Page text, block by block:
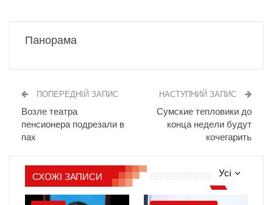
Панорама
ПОПЕРЕДНІЙ ЗАПИС
Возле театра
пенсионера подрезали в
пах
НАСТУПНИЙ ЗАПИС
Сумские тепловики до
конца недели будут
кочегарить
Усі
СХОЖІ ЗАПИСИ